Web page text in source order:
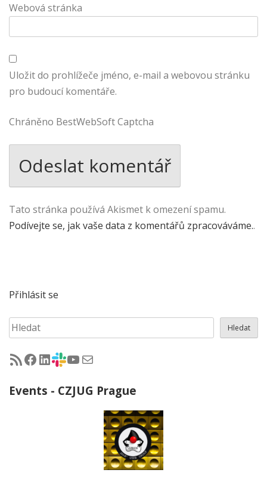
Webová stránka
Uložit do prohlížeče jméno, e-mail a webovou stránku
pro budoucí komentáře.
Chráněno BestWebSoft Captcha
Tato stránka používá Akismet k omezení spamu.
Podívejte se, jak vaše data z komentářů zpracováváme..
Přihlásit se
Hledat Hledat
RSS - články na jug.cz
Facebook skupina Czech Java User Group
LinkedIn skupina Czech Java User Group
CZJUG Slack fórum
CZJUG YouTube kanálCZJUG email
Events - CZJUG Prague